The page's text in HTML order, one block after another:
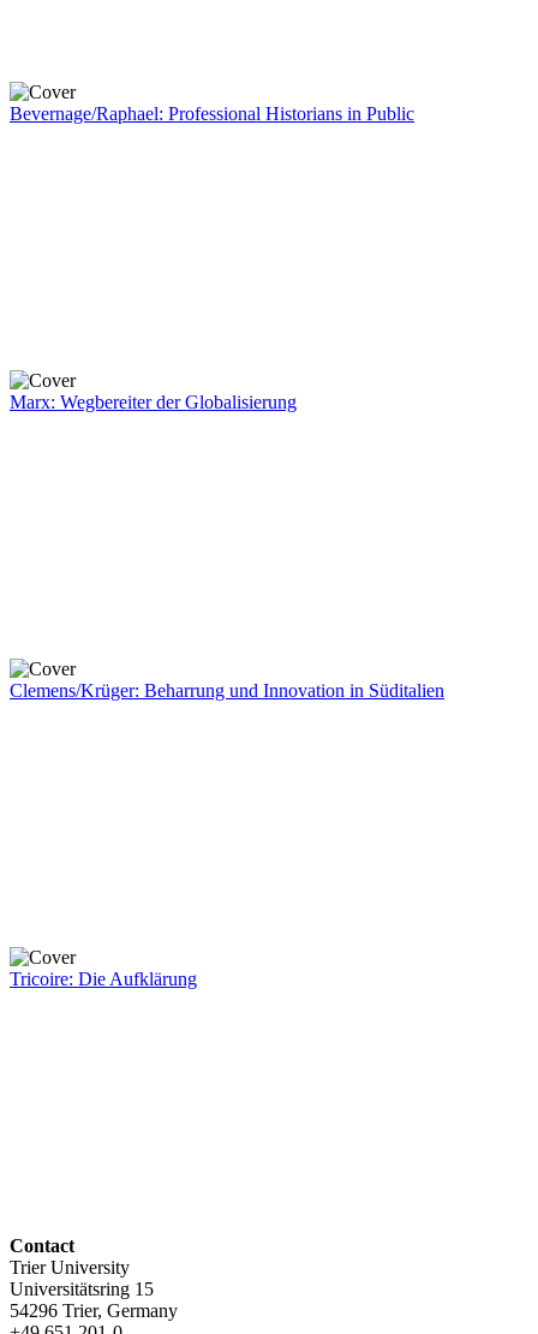
Bevernage/Raphael: Professional Historians in Public
Marx: Wegbereiter der Globalisierung
Clemens/Krüger: Beharrung und Innovation in Süditalien
Tricoire: Die Aufklärung
Contact
Trier University
Universitätsring 15
54296 Trier, Germany